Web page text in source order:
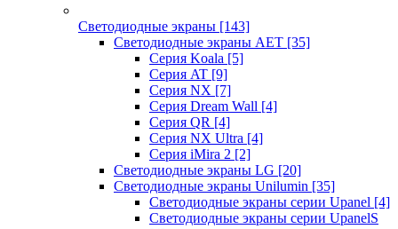
Светодиодные экраны [143]
Светодиодные экраны AET [35]
Cерия Koala [5]
Серия AT [9]
Серия NX [7]
Серия Dream Wall [4]
Серия QR [4]
Серия NX Ultra [4]
Серия iMira 2 [2]
Светодиодные экраны LG [20]
Светодиодные экраны Unilumin [35]
Светодиодные экраны серии Upanel [4]
Светодиодные экраны серии UpanelS